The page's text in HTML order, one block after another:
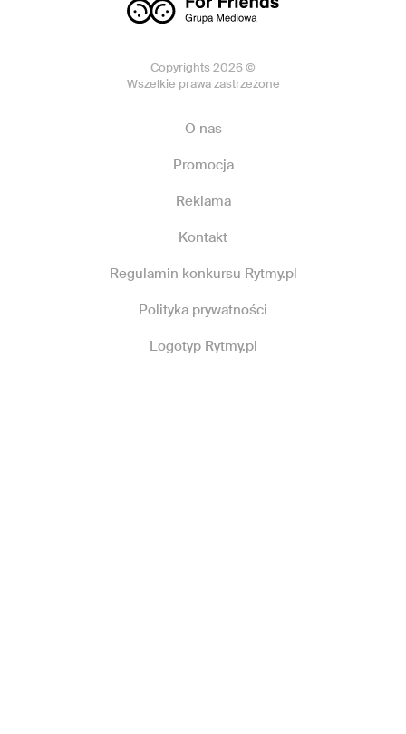
Copyrights 2026 ©
Wszelkie prawa zastrzeżone
O nas
Promocja
Reklama
Kontakt
Regulamin konkursu Rytmy.pl
Polityka prywatności
Logotyp Rytmy.pl